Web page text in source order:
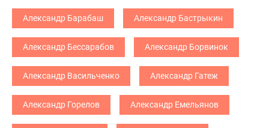
Александр Барабаш Александр Бастрыкин
Александр Бессарабов Александр Борвинок
Александр Васильченко Александр Гатеж
Александр Горелов Александр Емельянов